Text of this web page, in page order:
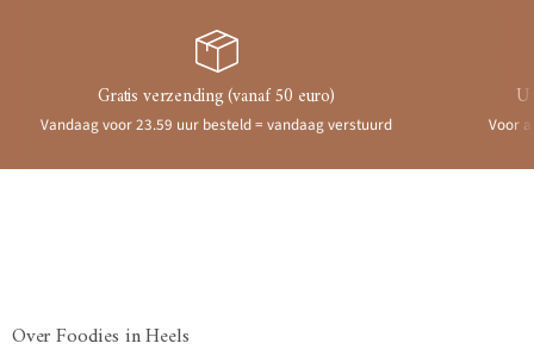
Gratis verzending (vanaf 50 euro)
Vandaag voor 23.59 uur besteld = vandaag verstuurd Voor
Over Foodies in Heels